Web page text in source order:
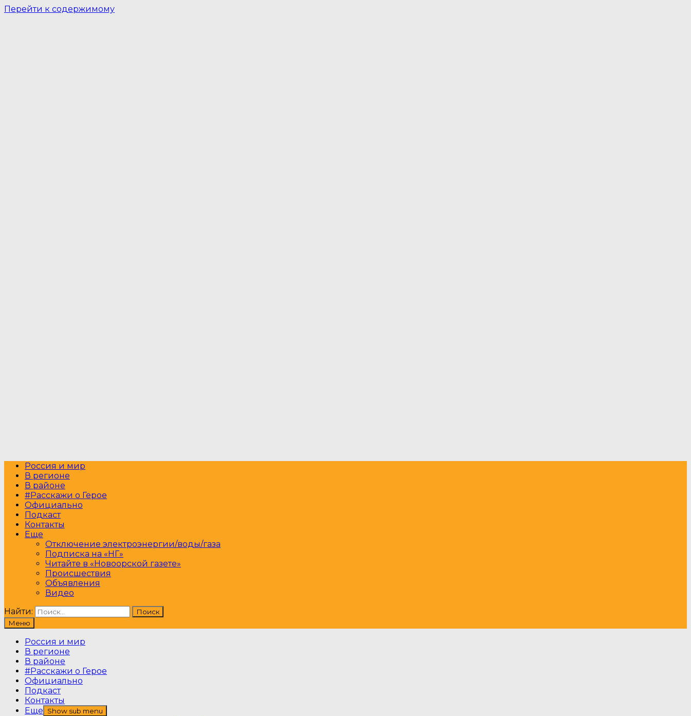
Перейти к содержимому
Россия и мир
В регионе
В районе
#Расскажи о Герое
Официально
Подкаст
Контакты
Еще
Отключение электроэнергии/воды/газа
Подписка на «НГ»
Читайте в «Новоорской газете»
Происшествия
Объявления
Видео
Найти:
Меню
Россия и мир
В регионе
В районе
#Расскажи о Герое
Официально
Подкаст
Контакты
Еще
Show sub menu